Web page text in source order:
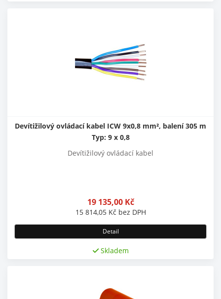
Devítižilový ovládací kabel ICW 9x0,8 mm², balení 305 m
Typ: 9 x 0,8
Devítižilový ovládací kabel
19 135,00 Kč
15 814,05 Kč bez DPH
Detail
Skladem